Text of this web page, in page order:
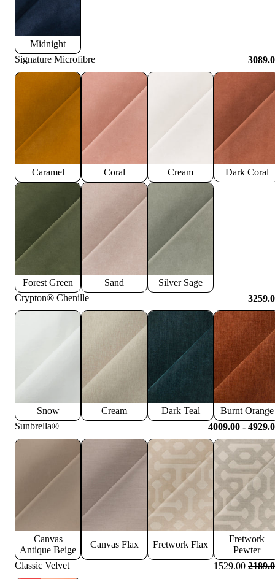
Midnight
Signature Microfibre
Caramel Coral Cream Dark Coral
Forest Green Sand
Silver Sage
Crypton® Chenille
Snow Cream Dark Teal
Burnt Orange
Sunbrella®
4009.00 -
Canvas
Antique Beige
Canvas Flax Fretwork Flax
Fretwork
Pewter
Classic Velvet
1529.00